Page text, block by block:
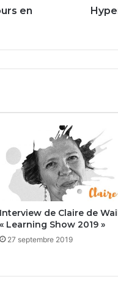
en
Interview de Claire de
« Learning Show 2019 »
27 septembre 2019